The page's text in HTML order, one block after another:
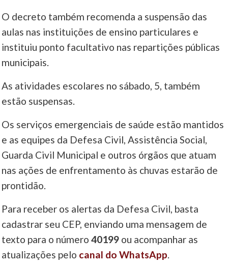
O decreto também recomenda a suspensão das
aulas nas instituições de ensino particulares e
instituiu ponto facultativo nas repartições públicas
municipais.
As atividades escolares no sábado, 5, também
estão suspensas.
Os serviços emergenciais de saúde estão mantidos
e as equipes da Defesa Civil, Assistência Social,
Guarda Civil Municipal e outros órgãos que atuam
nas ações de enfrentamento às chuvas estarão de
prontidão.
Para receber os alertas da Defesa Civil, basta
cadastrar seu CEP, enviando uma mensagem de
texto para o número40199 ou acompanhar as
atualizações pelo canal do WhatsApp.